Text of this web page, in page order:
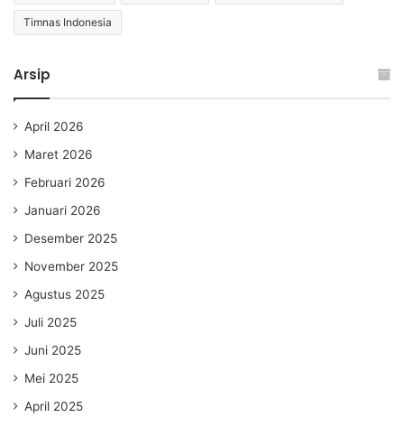
Timnas Indonesia
Arsip
April 2026
Maret 2026
Februari 2026
Januari 2026
Desember 2025
November 2025
Agustus 2025
Juli 2025
Juni 2025
Mei 2025
April 2025